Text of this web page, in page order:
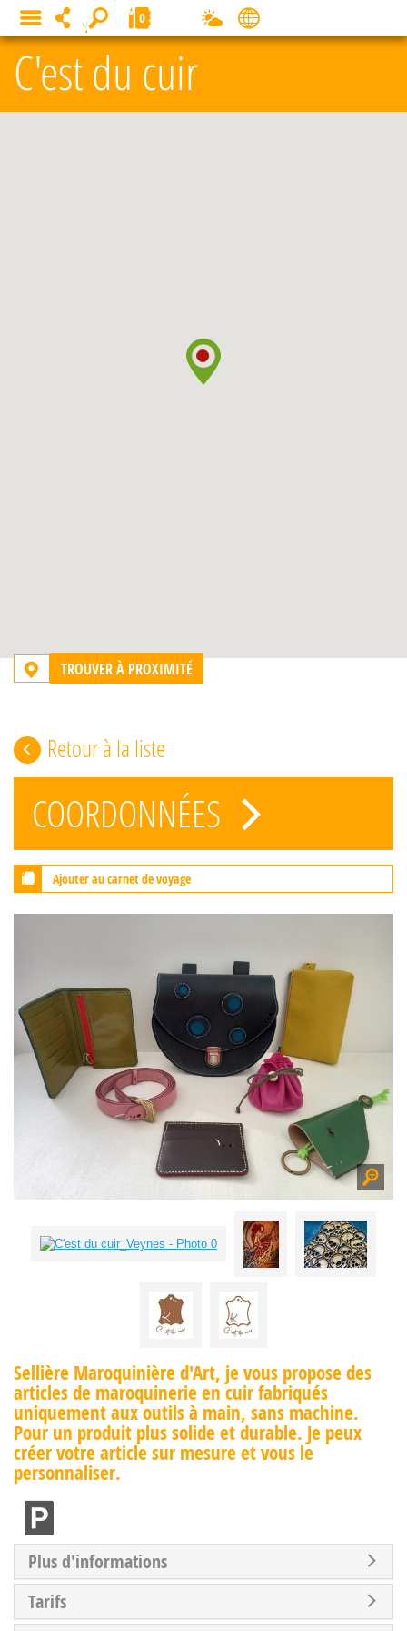
C'est du cuir
TROUVER À PROXIMITÉ
Retour à la liste
COORDONNÉES
Ajouter au carnet de voyage
Sellière Maroquinière d'Art, je vous propose des
articles de maroquinerie en cuir fabriqués
uniquement aux outils à main, sans machine.
Pour un produit plus solide et durable. Je peux
créer votre article sur mesure et vous le
personnaliser.
Plus d'informations
Tarifs
MENU 0
Panneau de gestion des cookies